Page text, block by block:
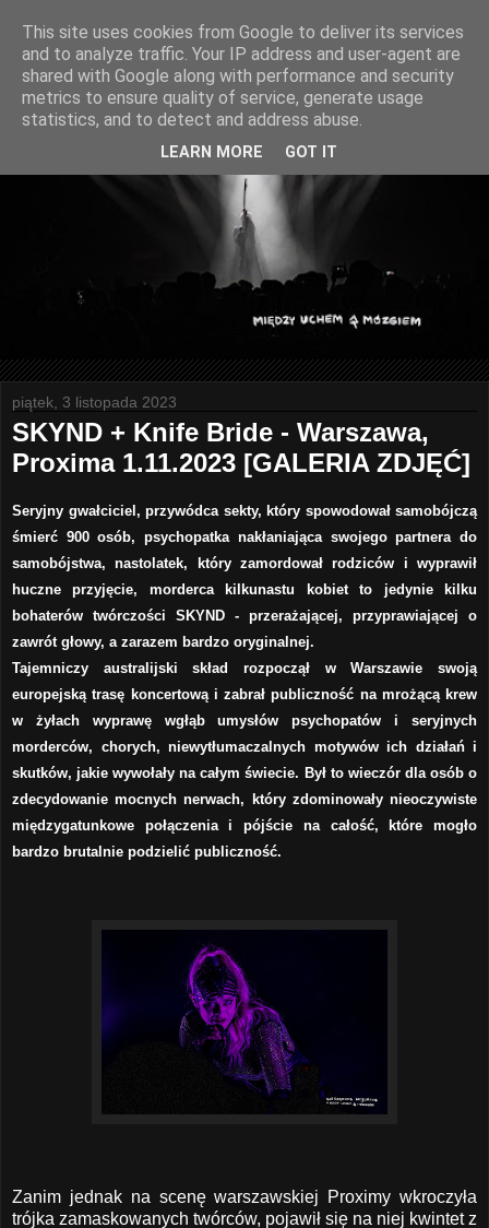
piątek, 3 listopada 2023
SKYND + Knife Bride - Warszawa,
Proxima 1.11.2023 [GALERIA ZDJĘĆ]
Seryjny gwałciciel, przywódca sekty, który spowodował samobójczą
śmierć 900 osób, psychopatka nakłaniająca swojego partnera do
samobójstwa, nastolatek, który zamordował rodziców i wyprawił
huczne przyjęcie, morderca kilkunastu kobiet to jedynie kilku
bohaterów twórczości SKYND - przerażającej, przyprawiającej o
zawrót głowy, a zarazem bardzo oryginalnej.
Tajemniczy australijski skład rozpoczął w Warszawie swoją
europejską trasę koncertową i zabrał publiczność na mrożącą krew
w żyłach wyprawę wgłąb umysłów psychopatów i seryjnych
morderców, chorych, niewytłumaczalnych motywów ich działań i
skutków, jakie wywołały na całym świecie. Był to wieczór dla osób o
zdecydowanie mocnych nerwach, który zdominowały nieoczywiste
międzygatunkowe połączenia i pójście na całość, które mogło
bardzo brutalnie podzielić publiczność.
Zanim jednak na scenę warszawskiej Proximy wkroczyła
trójka zamaskowanych twórców, pojawił się na niej kwintet z
This site uses cookies from Google to deliver its services
and to analyze traffic. Your IP address and user-agent are
shared with Google along with performance and security
metrics to ensure quality of service, generate usage
statistics, and to detect and address abuse.
LEARN MORE GOT IT